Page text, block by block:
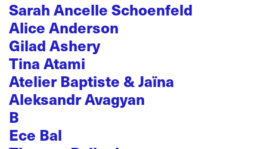
Sarah Ancelle Schoenfeld
Alice Anderson
Gilad Ashery
Tina Atami
Atelier Baptiste & Jaïna
Aleksandr Avagyan
B
Ece Bal